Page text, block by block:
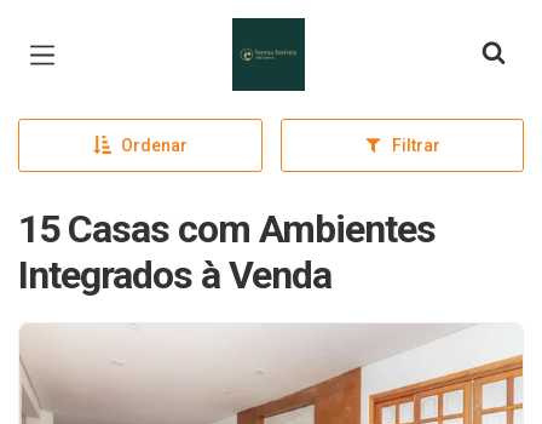
Ordenar Filtrar
15 Casas com Ambientes
Integrados à Venda